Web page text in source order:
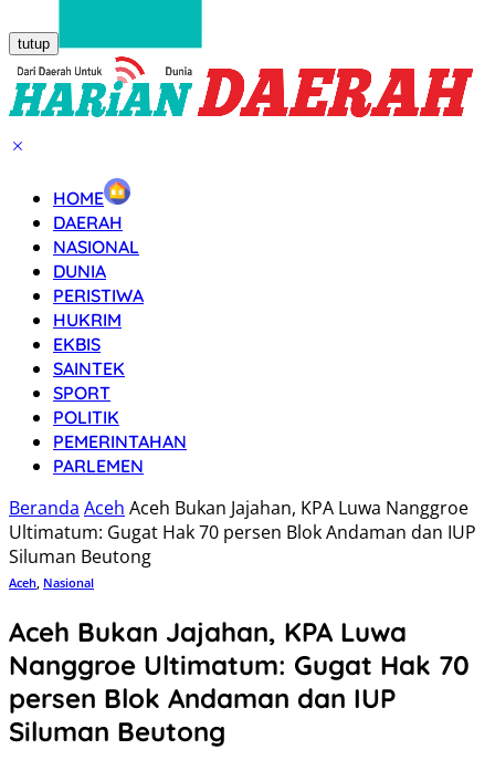
tutup
HOME
DAERAH
NASIONAL
DUNIA
PERISTIWA
HUKRIM
EKBIS
SAINTEK
SPORT
POLITIK
PEMERINTAHAN
PARLEMEN
Beranda Aceh Aceh Bukan Jajahan, KPA Luwa Nanggroe
Ultimatum: Gugat Hak 70 persen Blok Andaman dan IUP
Siluman Beutong
Aceh, Nasional
Aceh Bukan Jajahan, KPA Luwa
Nanggroe Ultimatum: Gugat Hak 70
persen Blok Andaman dan IUP
Siluman Beutong